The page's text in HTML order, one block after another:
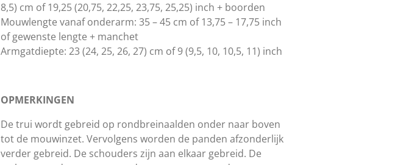
8,5) cm of 19,25 (20,75, 22,25, 23,75, 25,25) inch + boorden
Mouwlengte vanaf onderarm: 35 – 45 cm of 13,75 – 17,75 inch
of gewenste lengte + manchet
Armgatdiepte: 23 (24, 25, 26, 27) cm of 9 (9,5, 10, 10,5, 11) inch
OPMERKINGEN
De trui wordt gebreid op rondbreinaalden onder naar boven
tot de mouwinzet. Vervolgens worden de panden afzonderlijk
verder gebreid. De schouders zijn aan elkaar gebreid. De